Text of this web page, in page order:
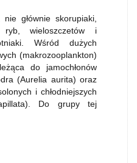
głównie skorupiaki,
wieloszczetów i
Wśród dużych
(makrozooplankton)
do jamochłonów
(Aurelia aurita) oraz
i chłodniejszych
Do grupy tej